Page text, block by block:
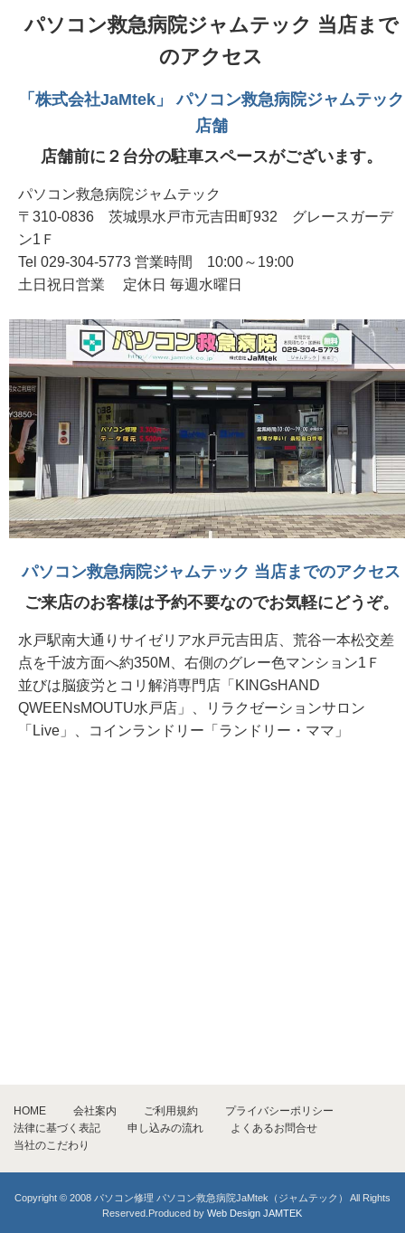
パソコン救急病院ジャムテック 当店まで
のアクセス
「株式会社JaMtek」 パソコン救急病院ジャムテック
店舗
店舗前に２台分の駐車スペースがございます。
パソコン救急病院ジャムテック
〒310-0836 茨城県水戸市元吉田町932 グレースガーデ
ン1Ｆ
Tel 029-304-5773 営業時間 10:00～19:00
土日祝日営業 定休日 毎週水曜日
パソコン救急病院ジャムテック 当店までのアクセス
ご来店のお客様は予約不要なのでお気軽にどうぞ。
水戸駅南大通りサイゼリア水戸元吉田店、荒谷一本松交差
点を千波方面へ約350M、右側のグレー色マンション1Ｆ
並びは脳疲労とコリ解消専門店「KINGsHAND
QWEENsMOUTU水戸店」、リラクゼーションサロン
「Live」、コインランドリー「ランドリー・ママ」
HOME 会社案内 ご利用規約
プライバシーポリシー
法律に基づく表記
申し込みの流れ
よくあるお問合せ
当社のこだわり
Copyright © 2008 パソコン修理 パソコン救急病院JaMtek（ジャムテック） All Rights
Reserved.Produced byWeb Design JAMTEK